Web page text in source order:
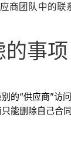
商团队中的联
的事项
的“供应商”访问
能删除自己合